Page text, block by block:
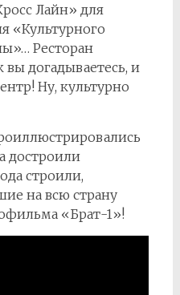
Лайн» для
«Культурного
Ресторан
догадываетесь, и
Ну, культурно
достроили
строили,
на всю страну
«Брат-1»!